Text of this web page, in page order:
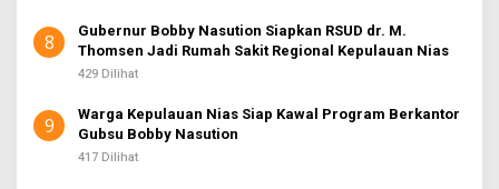
8
Gubernur Bobby Nasution Siapkan RSUD dr. M.
Thomsen Jadi Rumah Sakit Regional Kepulauan Nias
429 Dilihat
9
Warga Kepulauan Nias Siap Kawal Program Berkantor
Gubsu Bobby Nasution
417 Dilihat